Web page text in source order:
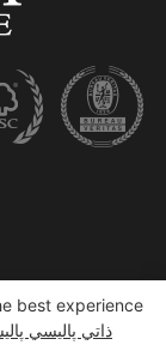
best experience
ذاتي پاليسي